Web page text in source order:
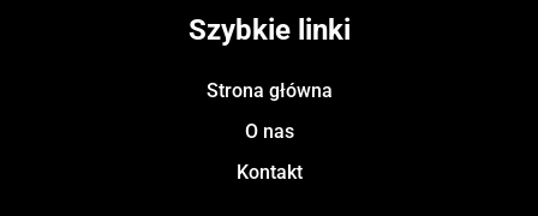
Szybkie linki
Strona główna
O nas
Kontakt